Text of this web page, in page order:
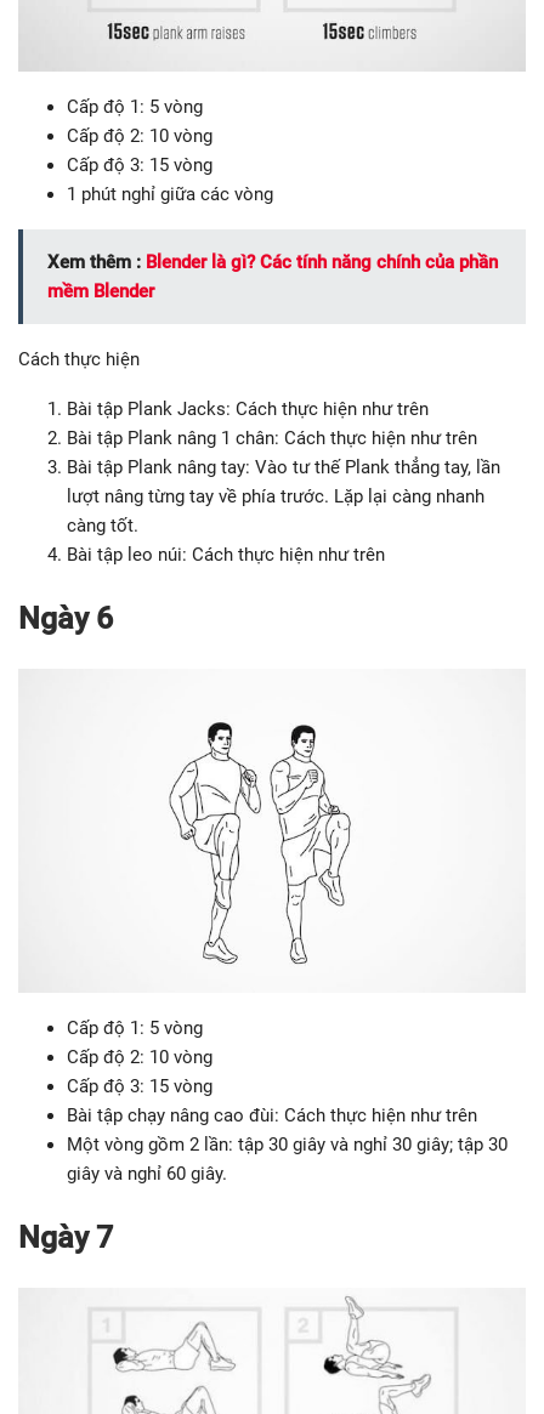
Cấp độ 1: 5 vòng
Cấp độ 2: 10 vòng
Cấp độ 3: 15 vòng
1 phút nghỉ giữa các vòng
Xem thêm : Blender là gì? Các tính năng chính của phần
mềm Blender
Cách thực hiện
Bài tập Plank Jacks: Cách thực hiện như trên
Bài tập Plank nâng 1 chân: Cách thực hiện như trên
Bài tập Plank nâng tay: Vào tư thế Plank thẳng tay, lần
lượt nâng từng tay về phía trước. Lặp lại càng nhanh
càng tốt.
Bài tập leo núi: Cách thực hiện như trên
Ngày 6
Cấp độ 1: 5 vòng
Cấp độ 2: 10 vòng
Cấp độ 3: 15 vòng
Bài tập chạy nâng cao đùi: Cách thực hiện như trên
Một vòng gồm 2 lần: tập 30 giây và nghỉ 30 giây; tập 30
giây và nghỉ 60 giây.
Ngày 7